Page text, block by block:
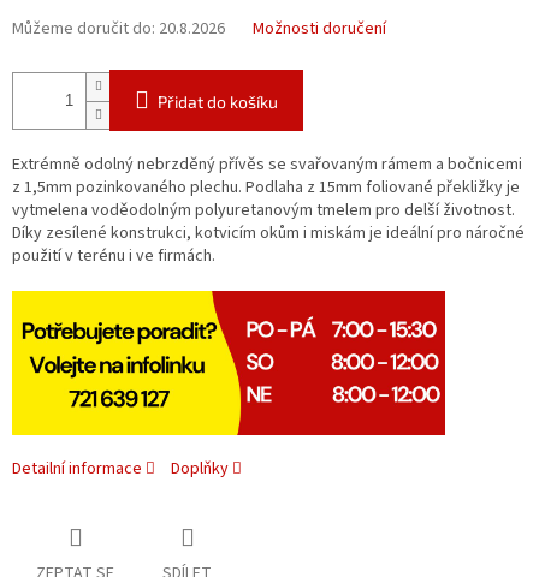
Můžeme doručit do: 20.8.2026 Možnosti doručení
Přidat do košíku
Extrémně odolný nebrzděný přívěs se svařovaným rámem a bočnicemi
z 1,5mm pozinkovaného plechu. Podlaha z 15mm foliované překližky je
vytmelena voděodolným polyuretanovým tmelem pro delší životnost.
Díky zesílené konstrukci, kotvicím okům i miskám je ideální pro náročné
použití v terénu i ve firmách.
Detailní informace Doplňky